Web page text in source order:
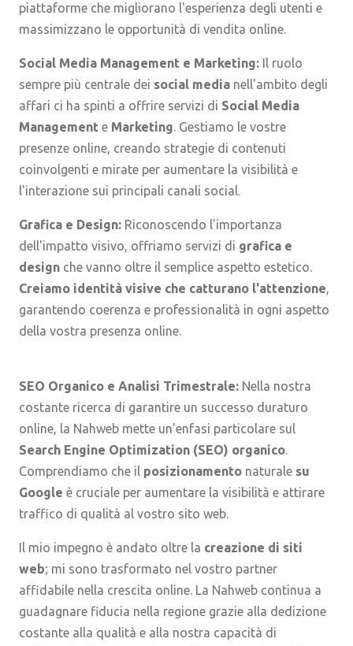
piattaforme che migliorano l'esperienza degli utenti e
massimizzano le opportunità di vendita online.
Social Media Management e Marketing: Il ruolo
sempre più centrale dei social media nell'ambito degli
affari ci ha spinti a offrire servizi di Social Media
Management e Marketing. Gestiamo le vostre
presenze online, creando strategie di contenuti
coinvolgenti e mirate per aumentare la visibilità e
l'interazione sui principali canali social.
Grafica e Design: Riconoscendo l'importanza
dell'impatto visivo, offriamo servizi di grafica e
design che vanno oltre il semplice aspetto estetico.
Creiamo identità visive che catturano l'attenzione,
garantendo coerenza e professionalità in ogni aspetto
della vostra presenza online.
SEO Organico e Analisi Trimestrale: Nella nostra
costante ricerca di garantire un successo duraturo
online, la Nahweb mette un'enfasi particolare sul
Search Engine Optimization (SEO) organico.
Comprendiamo che il posizionamento naturale su
Google è cruciale per aumentare la visibilità e attirare
traffico di qualità al vostro sito web.
Il mio impegno è andato oltre la creazione di siti
web; mi sono trasformato nel vostro partner
affidabile nella crescita online. La Nahweb continua a
guadagnare fiducia nella regione grazie alla dedizione
costante alla qualità e alla nostra capacità di